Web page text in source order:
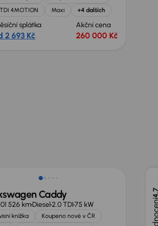
4MOTION
Maxi +4 dalších
splátka
2 693 Kč
Akční cena
260 000 Kč
Caddy
526 kmDiesel2.0 TDI75 kW
knížka
Koupeno nové v ČR